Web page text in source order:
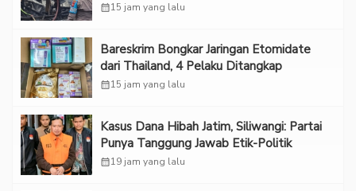
calendar_month15 jam yang lalu
Bareskrim Bongkar Jaringan Etomidate
dari Thailand, 4 Pelaku Ditangkap
calendar_month15 jam yang lalu
Kasus Dana Hibah Jatim, Siliwangi: Partai
Punya Tanggung Jawab Etik-Politik
calendar_month19 jam yang lalu